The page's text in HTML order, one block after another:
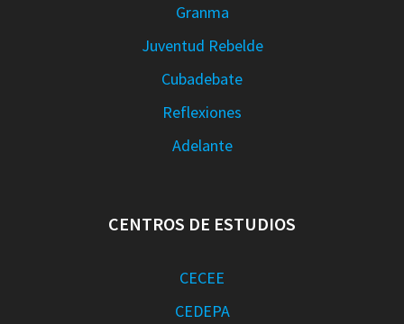
Granma
Juventud Rebelde
Cubadebate
Reflexiones
Adelante
CENTROS DE ESTUDIOS
CECEE
CEDEPA